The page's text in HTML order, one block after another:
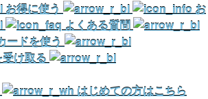
お得に使う
お
よくある質問
ードを使う
け取る
はじめての方はこちら